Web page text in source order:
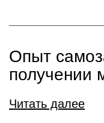
Опыт
получении
Читать далее